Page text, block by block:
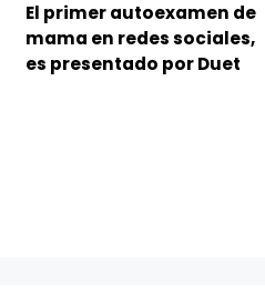
El primer autoexamen de
mama en redes sociales,
es presentado por Duet